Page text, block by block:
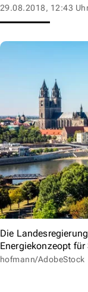
29.08.2018, 12:43
Die
Energiekonzeopt
hofmann/AdobeStock